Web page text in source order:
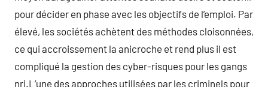
pour décider en phase avec les objectifs de l’emploi. Par
élevé, les sociétés achètent des méthodes cloisonnées,
ce qui accroissement la anicroche et rend plus il est
compliqué la gestion des cyber-risques pour les gangs
nrj.L’une des approches utilisées par les criminels pour